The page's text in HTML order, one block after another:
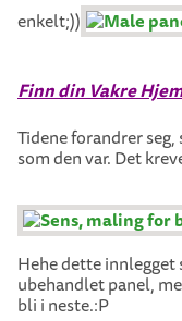
enkelt;))
Finn din Vakre
Tidene forandrer
som den var. Det
Hehe dette
ubehandlet panel,
bli i neste.:P